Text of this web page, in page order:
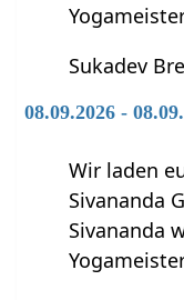
Sukadev
08.09.2026 -
Wir laden
Sivananda
Sivananda